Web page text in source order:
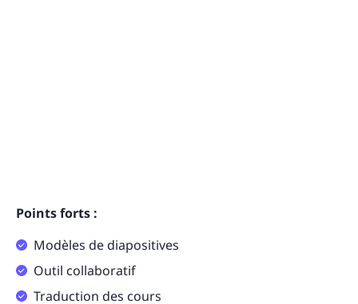
Points forts :
Modèles de diapositives
Outil collaboratif
Traduction des cours